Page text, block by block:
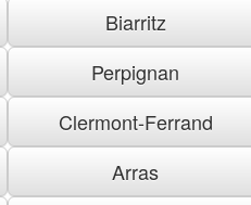
Biarritz
Perpignan
Clermont-Ferrand
Arras